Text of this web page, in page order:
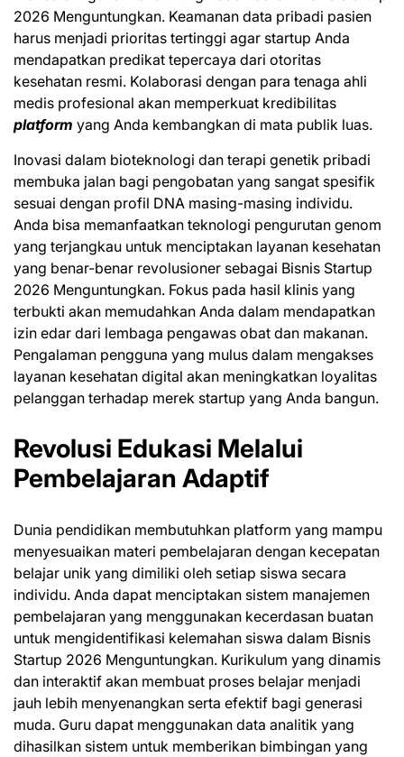
2026 Menguntungkan. Keamanan data pribadi pasien
harus menjadi prioritas tertinggi agar startup Anda
mendapatkan predikat tepercaya dari otoritas
kesehatan resmi. Kolaborasi dengan para tenaga ahli
medis profesional akan memperkuat kredibilitas
platform yang Anda kembangkan di mata publik luas.
Inovasi dalam bioteknologi dan terapi genetik pribadi
membuka jalan bagi pengobatan yang sangat spesifik
sesuai dengan profil DNA masing-masing individu.
Anda bisa memanfaatkan teknologi pengurutan genom
yang terjangkau untuk menciptakan layanan kesehatan
yang benar-benar revolusioner sebagai Bisnis Startup
2026 Menguntungkan. Fokus pada hasil klinis yang
terbukti akan memudahkan Anda dalam mendapatkan
izin edar dari lembaga pengawas obat dan makanan.
Pengalaman pengguna yang mulus dalam mengakses
layanan kesehatan digital akan meningkatkan loyalitas
pelanggan terhadap merek startup yang Anda bangun.
Revolusi Edukasi Melalui
Pembelajaran Adaptif
Dunia pendidikan membutuhkan platform yang mampu
menyesuaikan materi pembelajaran dengan kecepatan
belajar unik yang dimiliki oleh setiap siswa secara
individu. Anda dapat menciptakan sistem manajemen
pembelajaran yang menggunakan kecerdasan buatan
untuk mengidentifikasi kelemahan siswa dalam Bisnis
Startup 2026 Menguntungkan. Kurikulum yang dinamis
dan interaktif akan membuat proses belajar menjadi
jauh lebih menyenangkan serta efektif bagi generasi
muda. Guru dapat menggunakan data analitik yang
dihasilkan sistem untuk memberikan bimbingan yang